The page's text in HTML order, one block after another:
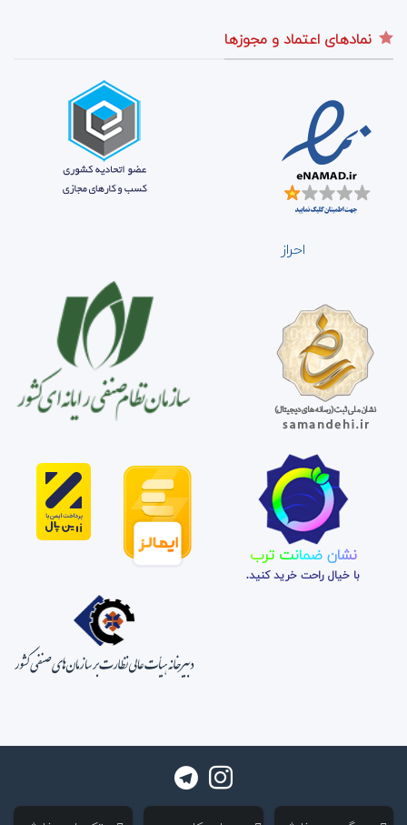
نمادهای اعتماد و مجوزها
احراز
نشان ضمانت ترب
با خیال راحت خرید کنید.